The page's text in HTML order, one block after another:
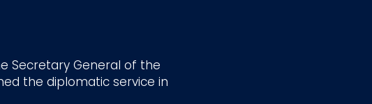
Secretary General of the
the diplomatic service in